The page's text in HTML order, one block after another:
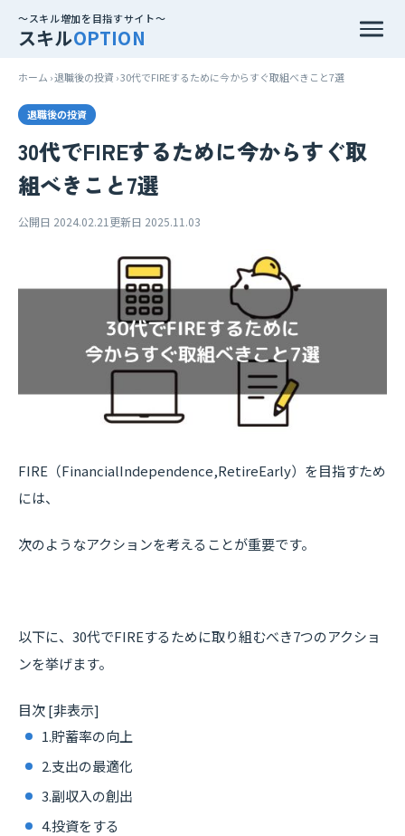
～スキル増加を目指すサイト～
スキルOPTION
ホーム 退職後の投資 30代でFIREするために今からすぐ取組べきこと7選
退職後の投資
30代でFIREするために今からすぐ取
組べきこと7選
公開日 2024.02.21 更新日 2025.11.03
FIRE（FinancialIndependence,RetireEarly）を目指すため
には、
次のようなアクションを考えることが重要です。
以下に、30代でFIREするために取り組むべき7つのアクショ
ンを挙げます。
目次[非表示]
1.貯蓄率の向上
2.支出の最適化
3.副収入の創出
4.投資をする